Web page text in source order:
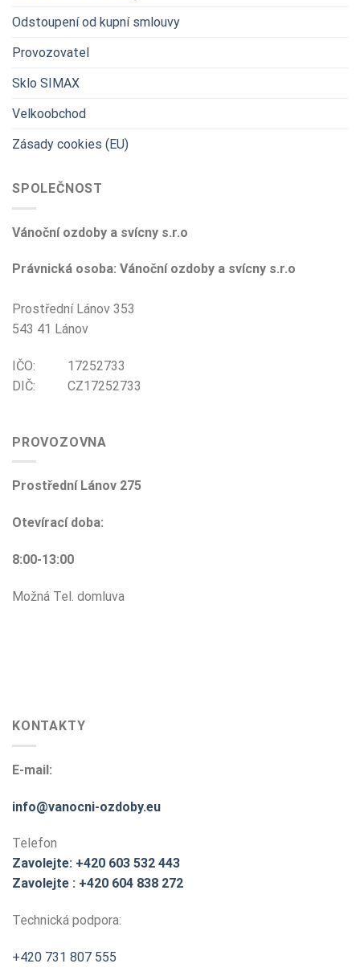
Odstoupení od kupní smlouvy
Provozovatel
Sklo SIMAX
Velkoobchod
Zásady cookies (EU)
SPOLEČNOST
Vánoční ozdoby a svícny s.r.o
Právnická osoba: Vánoční ozdoby a svícny s.r.o
Prostřední Lánov 353
543 41 Lánov
IČO: 17252733
DIČ: CZ17252733
PROVOZOVNA
Prostřední Lánov 275
Otevírací doba:
8:00-13:00
Možná Tel. domluva
KONTAKTY
E-mail:
info@vanocni-ozdoby.eu
Telefon
Zavolejte: +420 603 532 443
Zavolejte : +420 604 838 272
Technická podpora:
+420 731 807 555